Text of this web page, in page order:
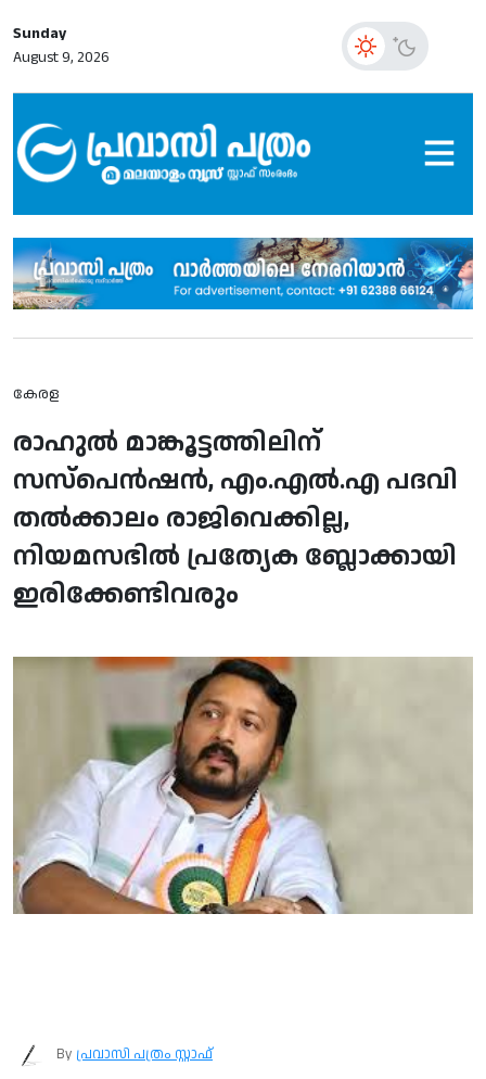
Sunday
August 9, 2026
കേരള
രാഹുല്‍ മാങ്കൂട്ടത്തിലിന്
സസ്‌പെന്‍ഷന്‍, എം.എല്‍.എ പദവി
തല്‍ക്കാലം രാജിവെക്കില്ല,
നിയമസഭില്‍ പ്രത്യേക ബ്ലോക്കായി
ഇരിക്കേണ്ടിവരും
By പ്രവാസി പത്രം സ്റ്റാഫ്